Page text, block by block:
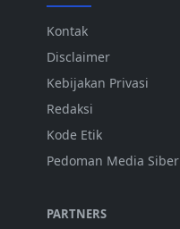
Kontak
Disclaimer
Kebijakan Privasi
Redaksi
Kode Etik
Pedoman Media Siber
PARTNERS